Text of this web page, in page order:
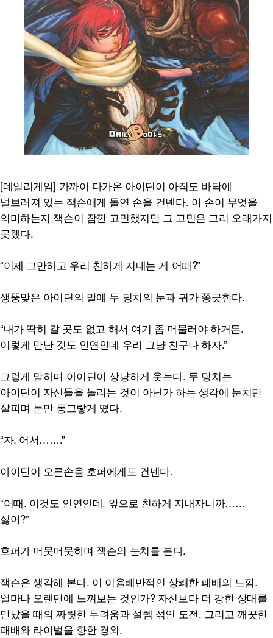
[데일리게임] 가까이 다가온 아이딘이 아직도 바닥에
널브러져 있는 잭슨에게 돌연 손을 건넨다. 이 손이 무엇을
의미하는지 잭슨이 잠깐 고민했지만 그 고민은 그리 오래가지
못했다.
“이제 그만하고 우리 친하게 지내는 게 어때?”
생뚱맞은 아이딘의 말에 두 덩치의 눈과 귀가 쫑긋한다.
“내가 딱히 갈 곳도 없고 해서 여기 좀 머물러야 하거든.
이렇게 만난 것도 인연인데 우리 그냥 친구나 하자.”
그렇게 말하며 아이딘이 상냥하게 웃는다. 두 덩치는
아이딘이 자신들을 놀리는 것이 아닌가 하는 생각에 눈치만
살피며 눈만 동그랗게 떴다.
“자. 어서…….”
아이딘이 오른손을 호퍼에게도 건넨다.
“어때. 이것도 인연인데. 앞으로 친하게 지내자니까……
싫어?”
호퍼가 머뭇머뭇하며 잭슨의 눈치를 본다.
잭슨은 생각해 본다. 이 이율배반적인 상쾌한 패배의 느낌.
얼마나 오랜만에 느껴보는 것인가? 자신보다 더 강한 상대를
만났을 때의 짜릿한 두려움과 설렘 섞인 도전. 그리고 깨끗한
패배와 라이벌을 향한 경외.